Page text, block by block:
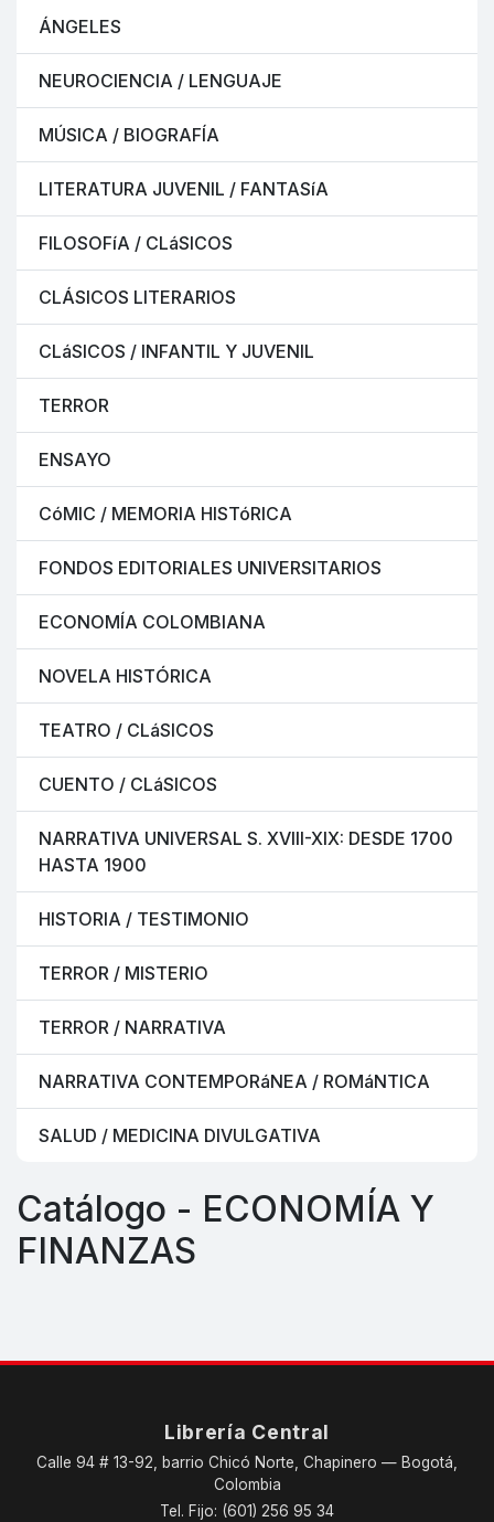
ÁNGELES
NEUROCIENCIA / LENGUAJE
MÚSICA / BIOGRAFÍA
LITERATURA JUVENIL / FANTASíA
FILOSOFíA / CLáSICOS
CLÁSICOS LITERARIOS
CLáSICOS / INFANTIL Y JUVENIL
TERROR
ENSAYO
CóMIC / MEMORIA HISTóRICA
FONDOS EDITORIALES UNIVERSITARIOS
ECONOMÍA COLOMBIANA
NOVELA HISTÓRICA
TEATRO / CLáSICOS
CUENTO / CLáSICOS
NARRATIVA UNIVERSAL S. XVIII-XIX: DESDE 1700
HASTA 1900
HISTORIA / TESTIMONIO
TERROR / MISTERIO
TERROR / NARRATIVA
NARRATIVA CONTEMPORáNEA / ROMáNTICA
SALUD / MEDICINA DIVULGATIVA
Catálogo - ECONOMÍA Y
FINANZAS
Librería Central
Calle 94 # 13-92, barrio Chicó Norte, Chapinero — Bogotá,
Colombia
Tel. Fijo: (601) 256 95 34